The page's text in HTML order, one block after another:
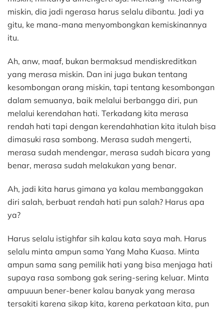
miskin, dia jadi ngerasa harus selalu dibantu. Jadi ya
gitu, ke mana-mana menyombongkan kemiskinannya
itu.
Ah, anw, maaf, bukan bermaksud mendiskreditkan
yang merasa miskin. Dan ini juga bukan tentang
kesombongan orang miskin, tapi tentang kesombongan
dalam semuanya, baik melalui berbangga diri, pun
melalui kerendahan hati. Terkadang kita merasa
rendah hati tapi dengan kerendahhatian kita itulah bisa
dimasuki rasa sombong. Merasa sudah mengerti,
merasa sudah mendengar, merasa sudah bicara yang
benar, merasa sudah melakukan yang benar.
Ah, jadi kita harus gimana ya kalau membanggakan
diri salah, berbuat rendah hati pun salah? Harus apa
ya?
Harus selalu istighfar sih kalau kata saya mah. Harus
selalu minta ampun sama Yang Maha Kuasa. Minta
ampun sama sang pemilik hati yang bisa menjaga hati
supaya rasa sombong gak sering-sering keluar. Minta
ampuuun bener-bener kalau banyak yang merasa
tersakiti karena sikap kita, karena perkataan kita, pun